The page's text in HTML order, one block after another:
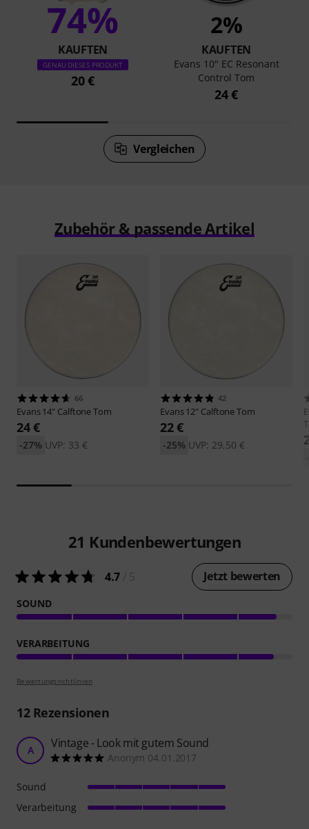
74%
KAUFTEN
GENAU DIESES PRODUKT
20 €
2%
KAUFTEN
Evans 10" EC Resonant
Control Tom
24 €
Vergleichen
Zubehör & passende Artikel
66
Evans14" Calftone Tom
24 €
UVP: 33 €
-27%
42
Evans12" Calftone Tom
22 €
UVP: 29,50 €
-25%
21 Kundenbewertungen
4.7 Jetzt bewerten
SOUND
VERARBEITUNG
Bewertungsrichtlinien
12Rezensionen
A Vintage - Look mit gutem Sound
Anonym 04.01.2017
Sound
Verarbeitung